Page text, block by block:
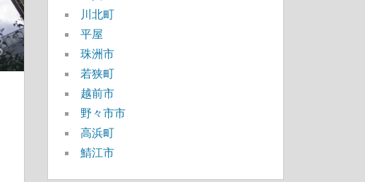
川北町
平屋
珠洲市
若狭町
越前市
野々市市
高浜町
鯖江市